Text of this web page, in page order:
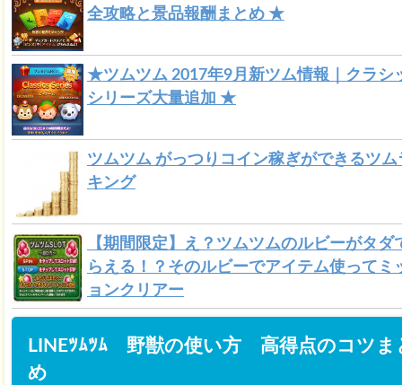
全攻略と景品報酬まとめ ★
★ツムツム 2017年9月新ツム情報｜クラシ
シリーズ大量追加 ★
ツムツム がっつりコイン稼ぎができるツム
キング
【期間限定】え？ツムツムのルビーがタダ
らえる！？そのルビーでアイテム使ってミ
ョンクリアー
LINEﾂﾑﾂﾑ 野獣の使い方 高得点のコツま
め